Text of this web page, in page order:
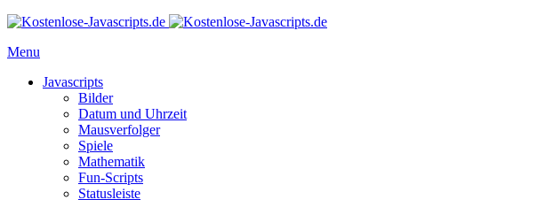
Menu
Javascripts
Bilder
Datum und Uhrzeit
Mausverfolger
Spiele
Mathematik
Fun-Scripts
Statusleiste